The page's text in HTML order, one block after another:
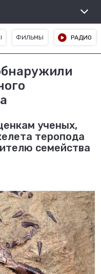
ФИЛЬМЫ РАДИО
ученых,
теропода
семейства